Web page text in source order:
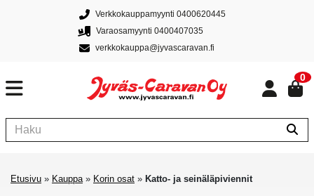
Verkkokauppamyynti 0400620445
Varaosamyynti 0400407035
verkkokauppa@jyvascaravan.fi
0
Etusivu » Kauppa» Korin osat » Katto- ja seinäläpiviennit